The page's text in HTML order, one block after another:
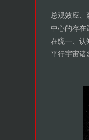
总观效应、
中心的存在
在统一、认
平行宇宙诸